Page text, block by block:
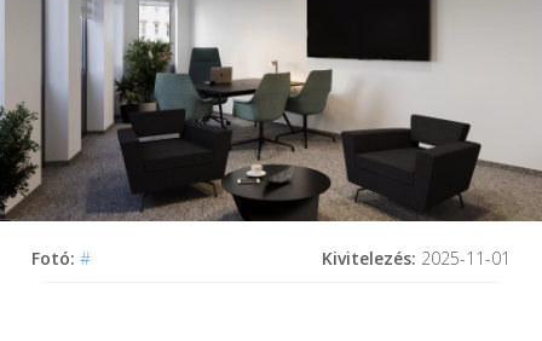
Fotó:# Kivitelezés: 2025-11-01